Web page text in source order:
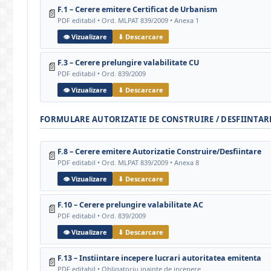
📄 F.1 – Cerere emitere Certificat de Urbanism
PDF editabil • Ord. MLPAT 839/2009 • Anexa 1
👁 Vizualizare
⬇ Descarcare
📄 F.3 – Cerere prelungire valabilitate CU
PDF editabil • Ord. 839/2009
👁 Vizualizare
⬇ Descarcare
FORMULARE AUTORIZATIE DE CONSTRUIRE /
📄 F.8 – Cerere emitere Autorizatie Construire/Desfiintare
PDF editabil • Ord. MLPAT 839/2009 • Anexa 8
👁 Vizualizare
⬇ Descarcare
📄 F.10 – Cerere prelungire valabilitate AC
PDF editabil • Ord. 839/2009
👁 Vizualizare
⬇ Descarcare
📄 F.13 – Instiintare incepere lucrari autoritatea emitenta
PDF editabil • Obligatoriu inainte de incepere